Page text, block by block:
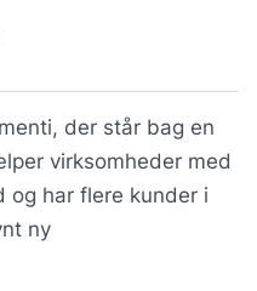
der står bag en
virksomheder med
og har flere kunder i
ny